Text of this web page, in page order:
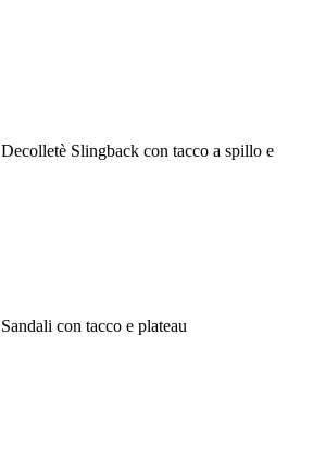
Decolletè Slingback con tacco a spillo e
Sandali con tacco e plateau